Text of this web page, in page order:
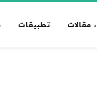
، مقالات تطبيقات